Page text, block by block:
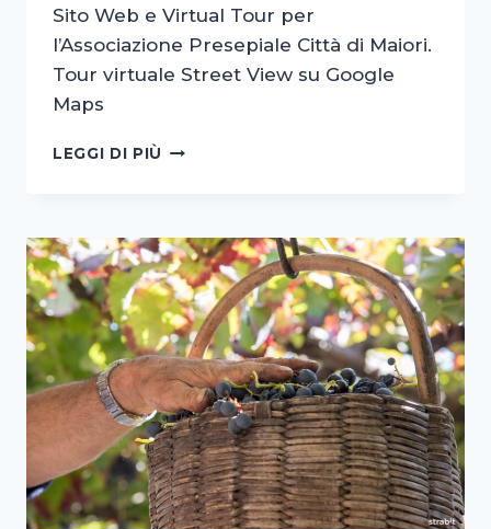
Sito Web e Virtual Tour per
l’Associazione Presepiale Città di Maiori.
Tour virtuale Street View su Google
Maps
LEGGI DI PIÙ SITO
TOUR
PER
L’ASSOCIAZIONE
PRESEPIALE
CITTÀ
DI
MAIORI